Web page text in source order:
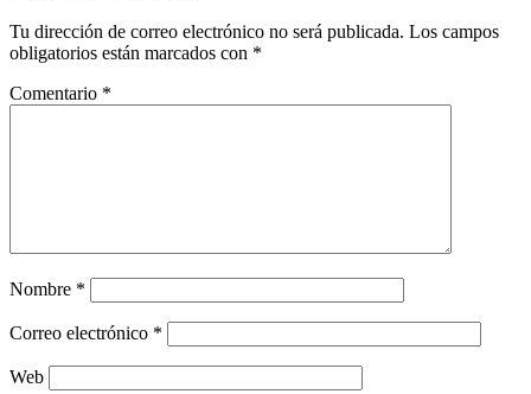
Tu dirección de correo electrónico no será publicada. Los campos
obligatorios están marcados con *
Comentario *
Nombre *
Correo electrónico *
Web